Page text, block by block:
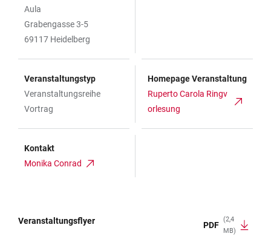
Aula
Grabengasse 3-5
69117 Heidelberg
Veranstaltungstyp
Veranstaltungsreihe
Vortrag
Homepage Veranstaltung
Ruperto Carola Ringv
orlesung
Kontakt
Monika Conrad
Veranstaltungsflyer PDF
(2,4
MB)